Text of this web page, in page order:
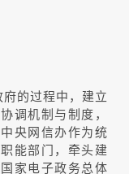
的过程中，建立
调机制与制度，
央网信办作为统
能部门，牵头建
家电子政务总体